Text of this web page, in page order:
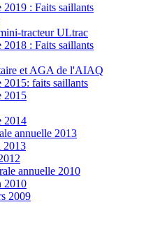
2019 : Faits saillants
tracteur ULtrac
2018 : Faits saillants
et AGA de l'AIAQ
2015: faits saillants
2015
2014
annuelle 2013
2013
annuelle 2010
2010
2009